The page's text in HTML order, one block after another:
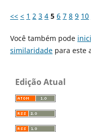
<< < 1 2 3 4 5 6 7 8 9 10
Você também pode
similaridadepara este
Edição Atual